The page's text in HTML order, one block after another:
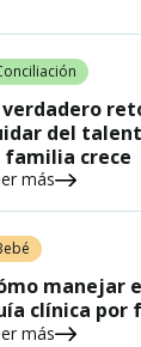
verdadero
del
familia crece
más
manejar
clínica por
más